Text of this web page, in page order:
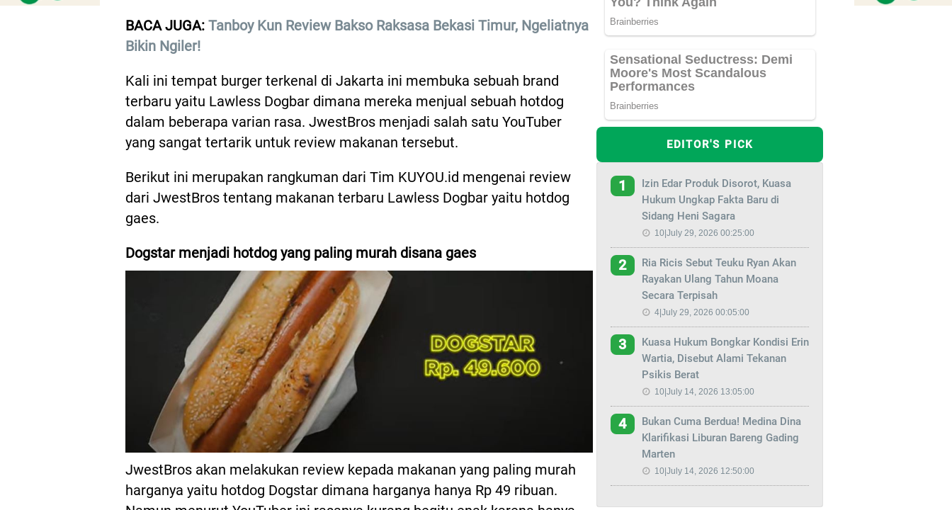
BACA JUGA: Tanboy Kun Review Bakso Raksasa Bekasi Timur, Ngeliatnya
Bikin Ngiler!
Kali ini tempat burger terkenal di Jakarta ini membuka sebuah brand
terbaru yaitu Lawless Dogbar dimana mereka menjual sebuah hotdog
dalam beberapa varian rasa. JwestBros menjadi salah satu YouTuber
yang sangat tertarik untuk review makanan tersebut.
Berikut ini merupakan rangkuman dari Tim KUYOU.id mengenai review
dari JwestBros tentang makanan terbaru Lawless Dogbar yaitu hotdog
gaes.
Dogstar menjadi hotdog yang paling murah disana gaes
JwestBros akan melakukan review kepada makanan yang paling murah
harganya yaitu hotdog Dogstar dimana harganya hanya Rp 49 ribuan.
EDITOR'S PICK
1
Izin Edar Produk Disorot, Kuasa
Hukum Ungkap Fakta Baru di
Sidang Heni Sagara
10|July 29, 2026 00:25:00
2
Ria Ricis Sebut Teuku Ryan Akan
Rayakan Ulang Tahun Moana
Secara Terpisah
4|July 29, 2026 00:05:00
3
Kuasa Hukum Bongkar Kondisi Erin
Wartia, Disebut Alami Tekanan
Psikis Berat
10|July 14, 2026 13:05:00
4
Bukan Cuma Berdua! Medina Dina
Klarifikasi Liburan Bareng Gading
Marten
10|July 14, 2026 12:50:00